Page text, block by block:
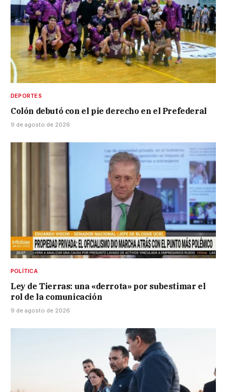
DEPORTES
Colón debutó con el pie derecho en el Prefederal
9 de agosto de 2026
POLÍTICA
Ley de Tierras: una «derrota» por subestimar el
rol de la comunicación
9 de agosto de 2026